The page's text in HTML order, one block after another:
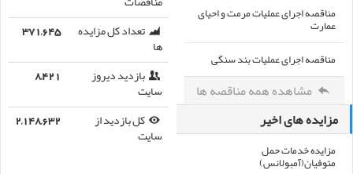
تعداد کل مزایده
ها
371,645
بازدید دیروز
سایت
8,421
کل بازدید از
سایت
2,148,632
مناقصه اجرای عملیات مرمت و احیای
عمارت
مناقصه اجرای عملیات بند سنگی
مشاهده همه مناقصه ها
مزایده های اخیر
مزایده خدمات حمل
متوفیان(آمبولانس)